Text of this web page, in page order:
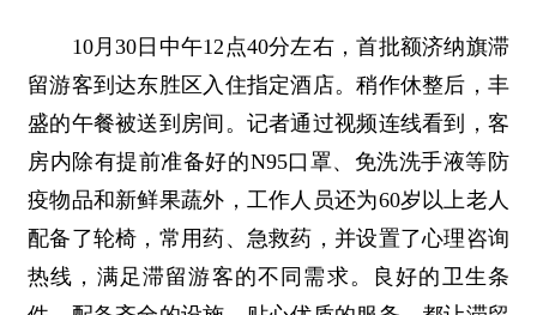
10月30日中午12点40分左右，首批额济纳旗滞
留游客到达东胜区入住指定酒店。稍作休整后，丰
盛的午餐被送到房间。记者通过视频连线看到，客
房内除有提前准备好的N95口罩、免洗洗手液等防
疫物品和新鲜果蔬外，工作人员还为60岁以上老人
配备了轮椅，常用药、急救药，并设置了心理咨询
热线，满足滞留游客的不同需求。良好的卫生条